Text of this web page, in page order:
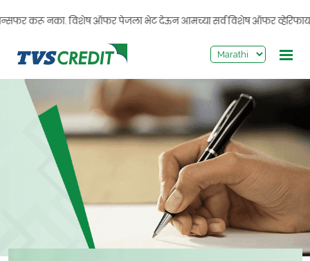
करू नका. विशेष ऑफर पेजला भेट देऊन आमच्या सर्व विशेष ऑफर व्हेरिफाय करा.